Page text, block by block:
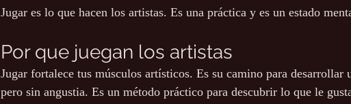
Jugar es lo que hacen los artistas. Es una práctica y es un estado
Por que juegan los artistas
Jugar fortalece tus músculos artísticos. Es su camino para desarrollar
pero sin angustia. Es un método práctico para descubrir lo que le